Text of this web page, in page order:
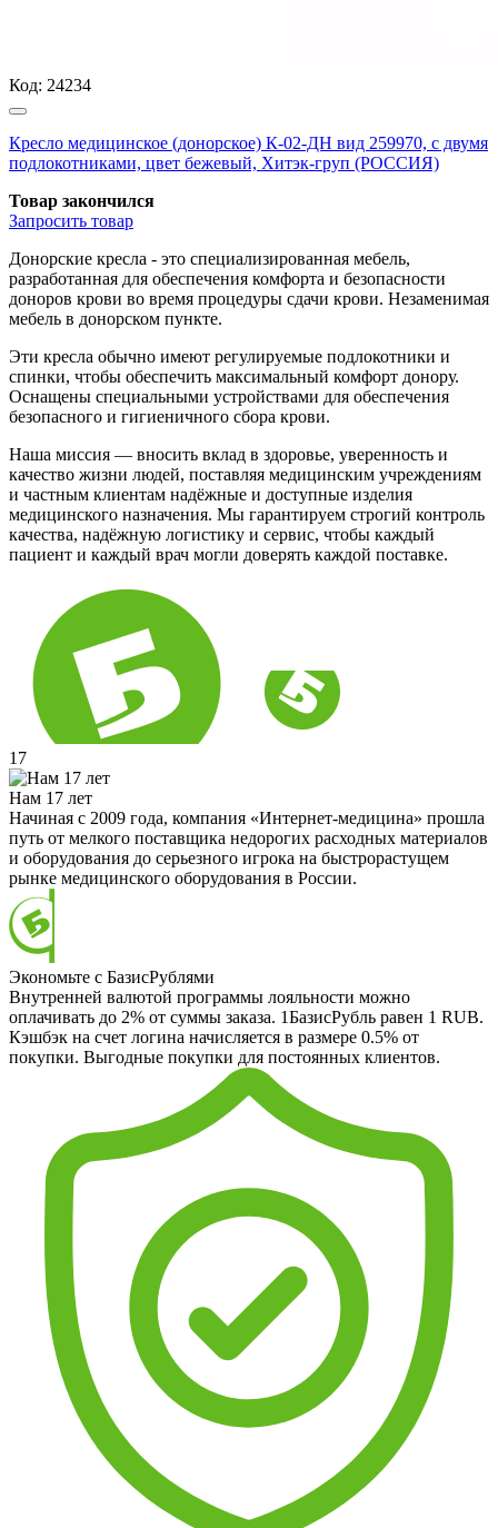
Код: 24234
Кресло медицинское (донорское) К-02-ДН вид 259970, с двумя
подлокотниками, цвет бежевый, Хитэк-груп (РОССИЯ)
Товар закончился
Запросить товар
Донорские кресла - это специализированная мебель,
разработанная для обеспечения комфорта и безопасности
доноров крови во время процедуры сдачи крови. Незаменимая
мебель в донорском пункте.
Эти кресла обычно имеют регулируемые подлокотники и
спинки, чтобы обеспечить максимальный комфорт донору.
Оснащены специальными устройствами для обеспечения
безопасного и гигиеничного сбора крови.
Наша миссия — вносить вклад в здоровье, уверенность и
качество жизни людей, поставляя медицинским учреждениям
и частным клиентам надёжные и доступные изделия
медицинского назначения. Мы гарантируем строгий контроль
качества, надёжную логистику и сервис, чтобы каждый
пациент и каждый врач могли доверять каждой поставке.
17
Нам 17 лет
Начиная с 2009 года, компания «Интернет-медицина» прошла
путь от мелкого поставщика недорогих расходных материалов
и оборудования до серьезного игрока на быстрорастущем
рынке медицинского оборудования в России.
Экономьте с БазисРублями
Внутренней валютой программы лояльности можно
оплачивать до 2% от суммы заказа. 1БазисРубль равен 1 RUB.
Кэшбэк на счет логина начисляется в размере 0.5% от
покупки. Выгодные покупки для постоянных клиентов.